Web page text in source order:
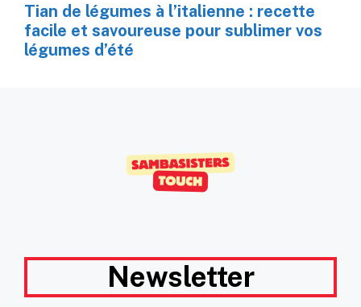
Tian de légumes à l’italienne : recette
facile et savoureuse pour sublimer vos
légumes d’été
Newsletter